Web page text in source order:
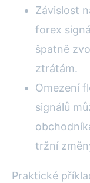
Závislost
forex
špatně
ztrátám.
Omezení
signálů
tržní
Praktické